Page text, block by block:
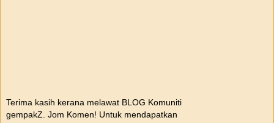
Terima kasih kerana melawat BLOG Komuniti
gempakZ. Jom Komen! Untuk mendapatkan